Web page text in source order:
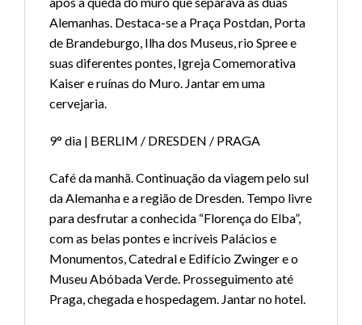
Alemanhas. Destaca-se a Praça Postdan, Porta
de Brandeburgo, Ilha dos Museus, rio Spree e
suas diferentes pontes, Igreja Comemorativa
Kaiser e ruínas do Muro. Jantar em uma
cervejaria.
9° dia | BERLIM / DRESDEN / PRAGA
Café da manhã. Continuação da viagem pelo sul
da Alemanha e a região de Dresden. Tempo livre
para desfrutar a conhecida “Florença do Elba”,
com as belas pontes e incríveis Palácios e
Monumentos, Catedral e Edifício Zwinger e o
Museu Abóbada Verde. Prosseguimento até
Praga, chegada e hospedagem. Jantar no hotel.